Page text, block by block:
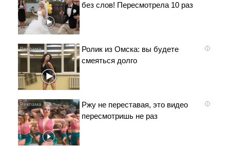
без слов! Пересмотрела 10 раз
i
Ролик из Омска: вы будете
смеяться долго
i
Ржу не переставая, это видео
пересмотришь не раз